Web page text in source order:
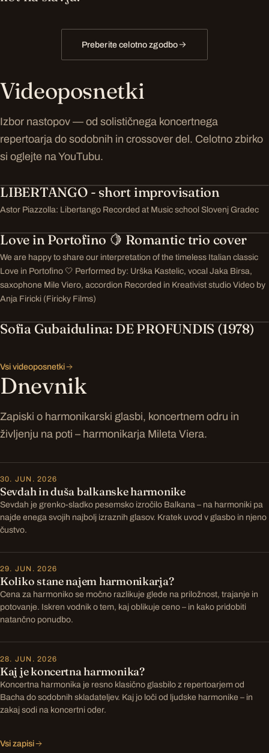
Preberite celotno zgodbo
Videoposnetki
Izbor nastopov — od solističnega koncertnega
repertoarja do sodobnih in crossover del. Celotno zbirko
si oglejte na YouTubu.
LIBERTANGO - short improvisation
Astor Piazzolla: Libertango Recorded at Music school Slovenj Gradec
Love in Portofino 🍋 Romantic trio cover
We are happy to share our interpretation of the timeless Italian classic
Love in Portofino 🤍 Performed by: Urška Kastelic, vocal Jaka Birsa,
saxophone Mile Viero, accordion Recorded in Kreativist studio Video by
Anja Firicki (Firicky Films)
Sofia Gubaidulina: DE PROFUNDIS (1978)
Vsi videoposnetki
Dnevnik
Zapiski o harmonikarski glasbi, koncertnem odru in
življenju na poti – harmonikarja Mileta Viera.
30. JUN. 2026
Sevdah in duša balkanske harmonike
Sevdah je grenko-sladko pesemsko izročilo Balkana – na harmoniki pa
najde enega svojih najbolj izraznih glasov. Kratek uvod v glasbo in njeno
čustvo.
29. JUN. 2026
Koliko stane najem harmonikarja?
Cena za harmoniko se močno razlikuje glede na priložnost, trajanje in
potovanje. Iskren vodnik o tem, kaj oblikuje ceno – in kako pridobiti
natančno ponudbo.
28. JUN. 2026
Kaj je koncertna harmonika?
Koncertna harmonika je resno klasično glasbilo z repertoarjem od
Bacha do sodobnih skladateljev. Kaj jo loči od ljudske harmonike – in
zakaj sodi na koncertni oder.
Vsi zapisi